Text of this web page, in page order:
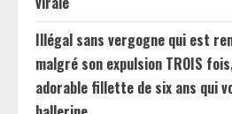
Illégal sans vergogne qui est
malgré son expulsion TROIS
adorable fillette de six ans qui